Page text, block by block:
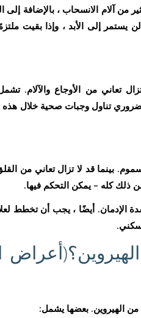
من آلام الانسحاب ، بالإضافة إلى
إلى الأبد ، وإذا بقيت
تعاني من الأوجاع والآلام.
تناول وجبات صحية خلال هذه
بينما قد لا تزال تعاني من
ذلك كله – يمكن التحكم فيها.
أيضًا ، يجب أن تخطط لعلاج
سكني.
من الهيروين. بعضها يشمل: